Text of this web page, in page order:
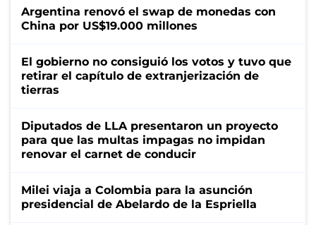
Argentina renovó el swap de monedas con
China por US$19.000 millones
El gobierno no consiguió los votos y tuvo que
retirar el capítulo de extranjerización de
tierras
Diputados de LLA presentaron un proyecto
para que las multas impagas no impidan
renovar el carnet de conducir
Milei viaja a Colombia para la asunción
presidencial de Abelardo de la Espriella